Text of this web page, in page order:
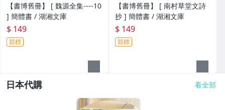
【書博舊冊】 [ 魏源全集----10
] 簡體書 / 湖湘文庫
$ 149
競標
【書博舊冊】 [ 南村草堂文詩
抄 ] 簡體書 / 湖湘文庫
$ 149
競標
日本代購 看全部